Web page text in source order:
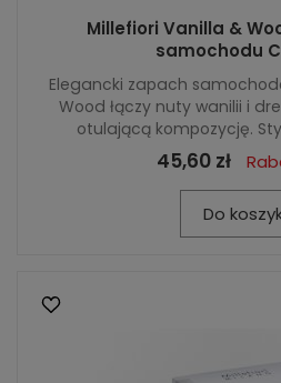
Millefiori Vanilla &
samochodu
Elegancki zapach
Wood łączy nuty wanilii i
otulającą kompozycję.
45,60 zł
Do